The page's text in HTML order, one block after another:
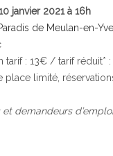
janvier 2021 à 16h
de Meulan-en-
tarif : 13€ / tarif réduit*
place limité,
et demandeurs